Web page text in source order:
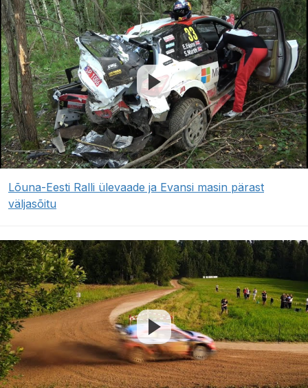
Lõuna-Eesti Ralli ülevaade ja Evansi masin pärast
väljasõitu